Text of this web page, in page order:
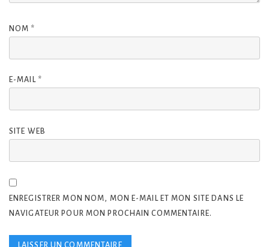
NOM *
E-MAIL *
SITE WEB
ENREGISTRER MON NOM, MON E-MAIL ET MON SITE DANS LE
NAVIGATEUR POUR MON PROCHAIN COMMENTAIRE.